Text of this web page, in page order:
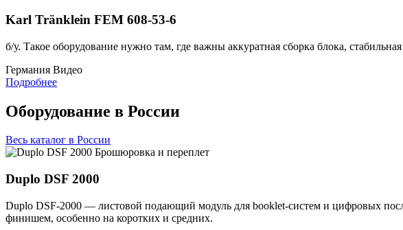
Karl Tränklein FEM 608-53-6
б/у. Такое оборудование нужно там, где важны аккуратная сборка блока,
Германия Видео
Подробнее
Оборудование в России
Весь каталог в России
Брошюровка и переплет
Duplo DSF 2000
Duplo DSF-2000 — листовой подающий модуль для booklet-систем и цифровых
финишем, особенно на коротких и средних.